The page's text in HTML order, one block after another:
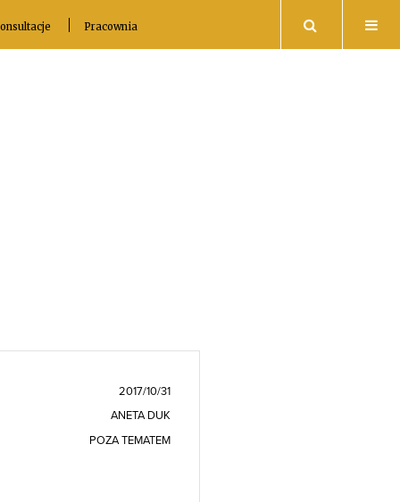
Pracownia Search
2017/10/31
ANETA DUK
POZA TEMATEM